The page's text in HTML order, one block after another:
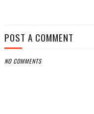
POST A COMMENT
NO COMMENTS